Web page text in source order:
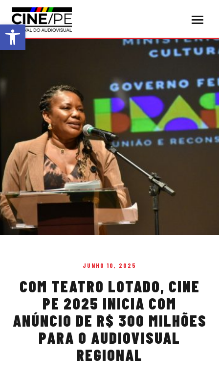
Abrir a barra de ferramentas
JUNHO 10, 2025
COM TEATRO LOTADO, CINE
PE 2025 INICIA COM
ANÚNCIO DE R$ 300 MILHÕES
PARA O AUDIOVISUAL
REGIONAL